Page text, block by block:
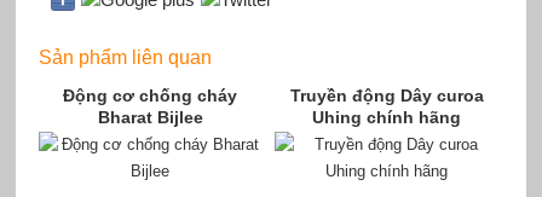
Sản phẩm liên quan
Động cơ chống cháy
Bharat Bijlee
Truyền động Dây curoa
Uhing chính hãng